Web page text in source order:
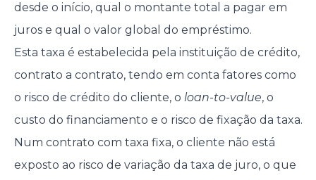
desde o início, qual o montante total a pagar em
juros e qual o valor global do empréstimo.
Esta taxa é estabelecida pela instituição de crédito,
contrato a contrato, tendo em conta fatores como
o risco de crédito do cliente, o loan-to-value, o
custo do financiamento e o risco de fixação da taxa.
Num contrato com taxa fixa, o cliente não está
exposto ao risco de variação da taxa de juro, o que